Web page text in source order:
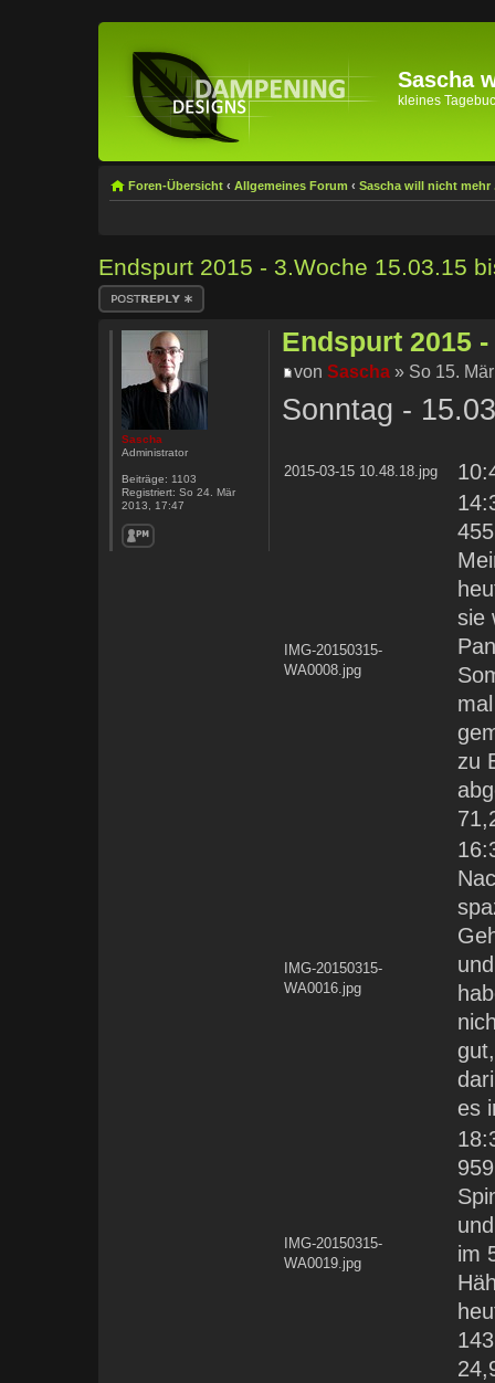
Sascha
kleines
Foren-Übersicht ‹ Allgemeines Forum ‹ Sascha will nicht mehr
Endspurt 2015 - 3.Woche 15.03.15
Antwort erstellen
Endspurt 2015
vonSascha » So 15.
Sonntag -
2015-03-15 10.48.18.jpg
IMG-20150315-
WA0008.jpg
sie
zu
IMG-20150315-
WA0016.jpg
es
IMG-20150315-
WA0019.jpg
im
Sascha
Administrator
Beiträge: 1103
Registriert: So 24. Mär
2013, 17:47